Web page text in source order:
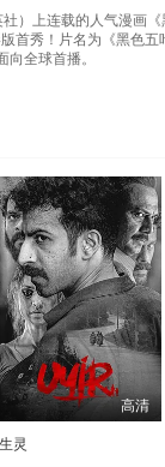
）上连载的人气漫画
首秀！片名为《黑色
全球首播。
高清
生灵